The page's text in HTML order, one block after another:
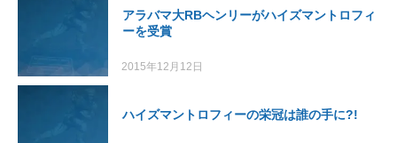
アラバマ大RBヘンリーがハイズマントロフィ
ーを受賞
2015年12月12日
ハイズマントロフィーの栄冠は誰の手に?!